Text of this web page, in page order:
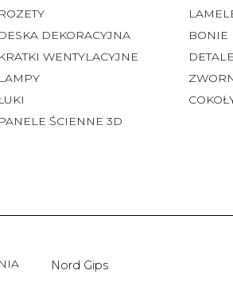
ROZETY
DESKA DEKORACYJNA
KRATKI WENTYLACYJNE
LAMPY
PANELE ŚCIENNE 3D
BONIE
Nord Gips